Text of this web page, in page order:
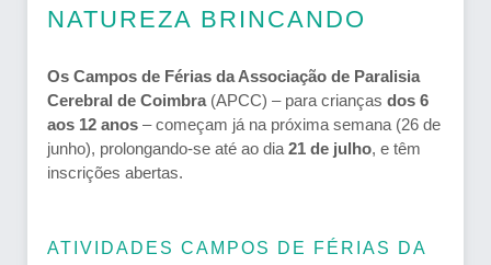
NATUREZA BRINCANDO
Os Campos de Férias da Associação de Paralisia
Cerebral de Coimbra(APCC) – para crianças dos 6
aos 12 anos – começam já na próxima semana (26 de
junho), prolongando-se até ao dia 21 de julho, e têm
inscrições abertas.
ATIVIDADES CAMPOS DE FÉRIAS DA